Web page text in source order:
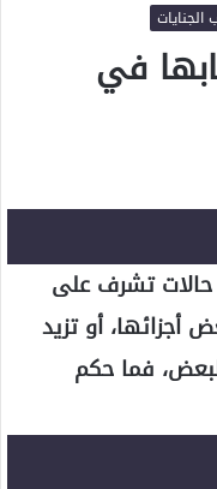
الجنايات
في
تشرف على
أجزائها، أو تزيد
فما حكم